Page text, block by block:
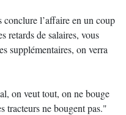
l’affaire en un coup
retards de salaires, vous
supplémentaires, on verra
on veut tout, on ne bouge
tracteurs ne bougent pas."